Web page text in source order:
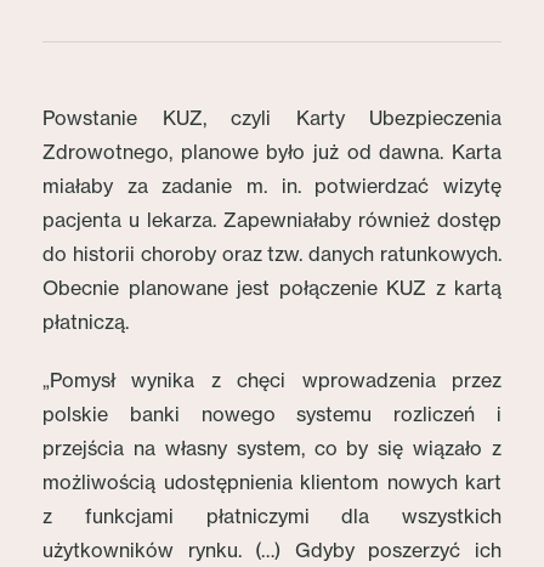
Powstanie KUZ, czyli Karty Ubezpieczenia
Zdrowotnego, planowe było już od dawna. Karta
miałaby za zadanie m. in. potwierdzać wizytę
pacjenta u lekarza. Zapewniałaby również dostęp
do historii choroby oraz tzw. danych ratunkowych.
Obecnie planowane jest połączenie KUZ z kartą
płatniczą.
„Pomysł wynika z chęci wprowadzenia przez
polskie banki nowego systemu rozliczeń i
przejścia na własny system, co by się wiązało z
możliwością udostępnienia klientom nowych kart
z funkcjami płatniczymi dla wszystkich
użytkowników rynku. (…) Gdyby poszerzyć ich